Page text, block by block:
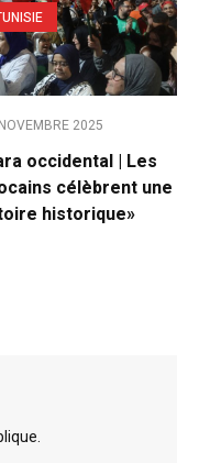
2025
occidental | Les
célèbrent une
historique»